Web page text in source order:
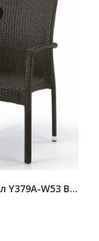
Плетеный стул Y379A-W53 Brown